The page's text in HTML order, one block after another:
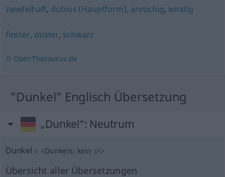
zweifelhaft, dubios (Hauptform), anrüchig, windig
finster, düster, schwarz
© OpenThesaurus.de
"Dunkel" Englisch Übersetzung
„Dunkel“: Neutrum
Dunkel n <Dunkels; kein pl>
Übersicht aller Übersetzungen